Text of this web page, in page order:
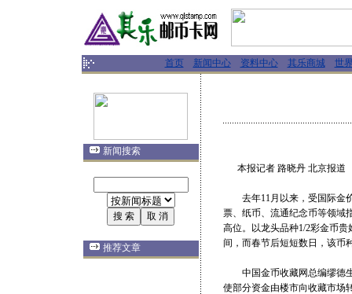
首页 新闻中心 资料中心 其乐商城 世
新闻搜索
推荐文章
本报记者 路晓丹 北京报道
去年11月以来，受国际金价
票、纸币、流通纪念币等领域
高位。以龙头品种1/2彩金币
间，而春节后短短数日，该币
中国金币收藏网总编缪德生
使部分资金由楼市向收藏市场